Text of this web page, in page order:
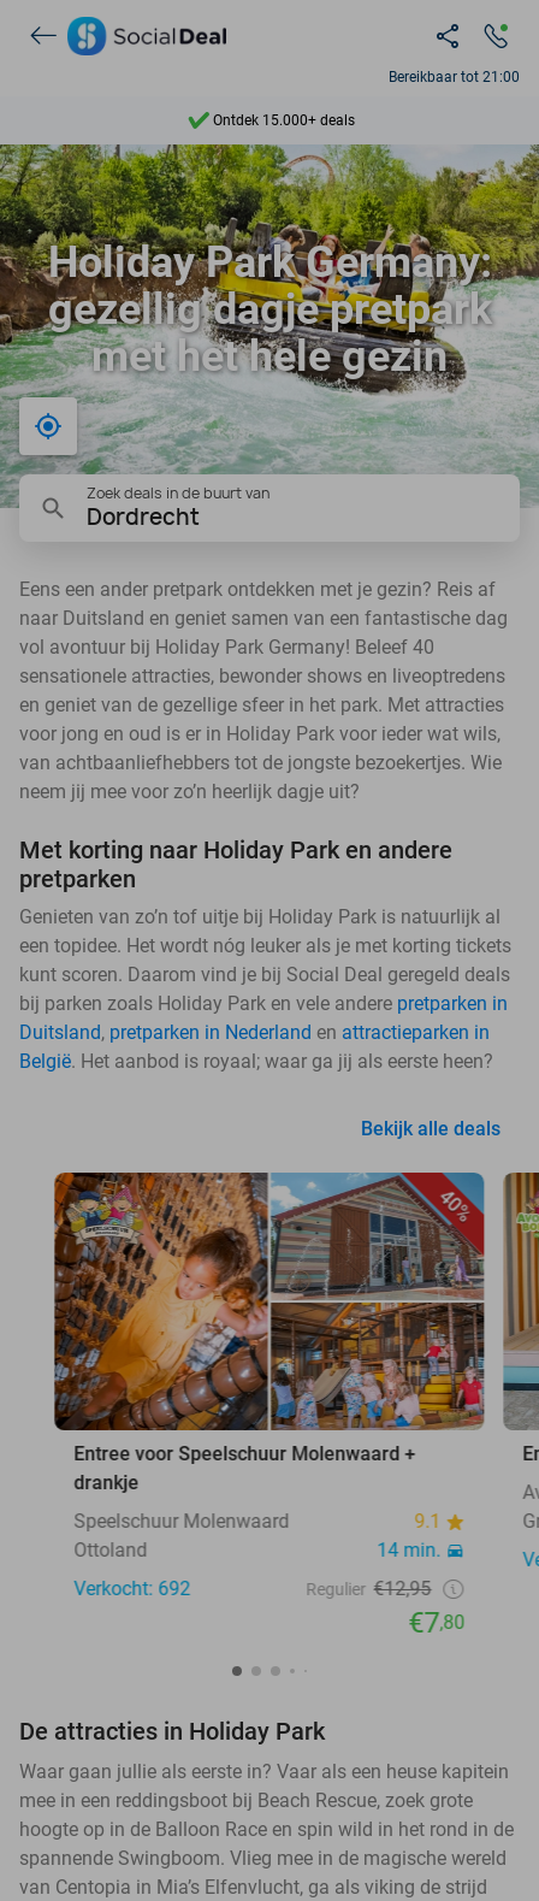
Bereikbaar tot 21:00
Ontdek 15.000+ deals
7 dagen per week beschikbaar
10+ miljoen leden
9,4
Ontdek 15.000+ deals
Holiday Park Germany:
gezellig dagje pretpark
met het hele gezin
Bij mij in de buurt
Zoek deals in de buurt van
Dordrecht
Eens een ander pretpark ontdekken met je gezin? Reis af
naar Duitsland en geniet samen van een fantastische dag
vol avontuur bij Holiday Park Germany! Beleef 40
sensationele attracties, bewonder shows en liveoptredens
en geniet van de gezellige sfeer in het park. Met attracties
voor jong en oud is er in Holiday Park voor ieder wat wils,
van achtbaanliefhebbers tot de jongste bezoekertjes. Wie
neem jij mee voor zo’n heerlijk dagje uit?
Met korting naar Holiday Park en andere
pretparken
Genieten van zo’n tof uitje bij Holiday Park is natuurlijk al
een topidee. Het wordt nóg leuker als je met korting tickets
kunt scoren. Daarom vind je bij Social Deal geregeld deals
bij parken zoals Holiday Park en vele andere pretparken in
Duitsland, pretparken in Nederland en attractieparken in
België. Het aanbod is royaal; waar ga jij als eerste heen?
Bekijk alle deals
40%
Entree voor Speelschuur Molenwaard +
drankje
Speelschuur Molenwaard
9.1
Ottoland
14 min.
Verkocht: 692
Regulier €12,95
€7,80
De attracties in Holiday Park
Waar gaan jullie als eerste in? Vaar als een heuse kapitein
mee in een reddingsboot bij Beach Rescue, zoek grote
hoogte op in de Balloon Race en spin wild in het rond in de
spannende Swingboom. Vlieg mee in de magische wereld
van Centopia in Mia’s Elfenvlucht, ga als viking de strijd